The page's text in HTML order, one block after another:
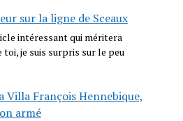
sur la ligne de Sceaux
intéressant qui méritera
je suis surpris sur le peu
Villa François Hennebique,
armé